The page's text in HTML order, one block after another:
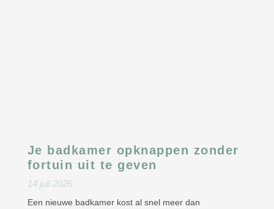
Je badkamer opknappen zonder
fortuin uit te geven
14 juli 2026
Een nieuwe badkamer kost al snel meer dan